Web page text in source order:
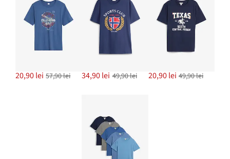
20,90 lei 57,90 lei 34,90 lei 49,90 lei 20,90 lei 49,90 lei